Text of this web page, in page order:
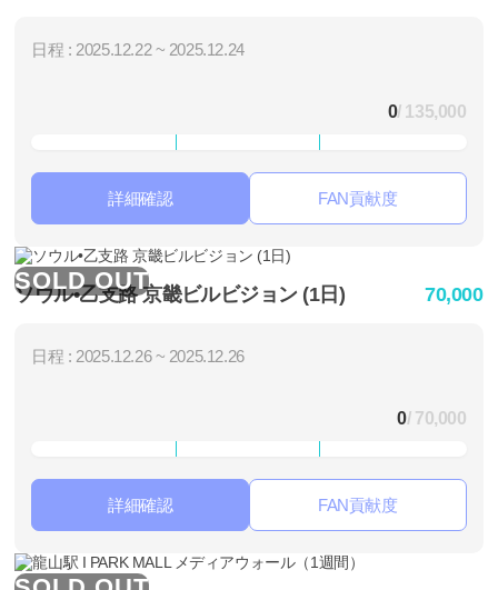
日程 : 2025.12.22 ~ 2025.12.24
0/ 135,000
詳細確認 FAN貢献度
SOLD OUT
ソウル•乙支路 京畿ビルビジョン (1日) 70,000
日程 : 2025.12.26 ~ 2025.12.26
0/ 70,000
詳細確認 FAN貢献度